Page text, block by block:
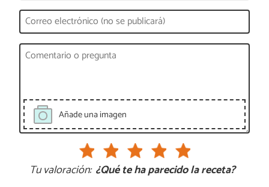
Añade una imagen
Tu valoración: ¿Qué te ha parecido la receta?